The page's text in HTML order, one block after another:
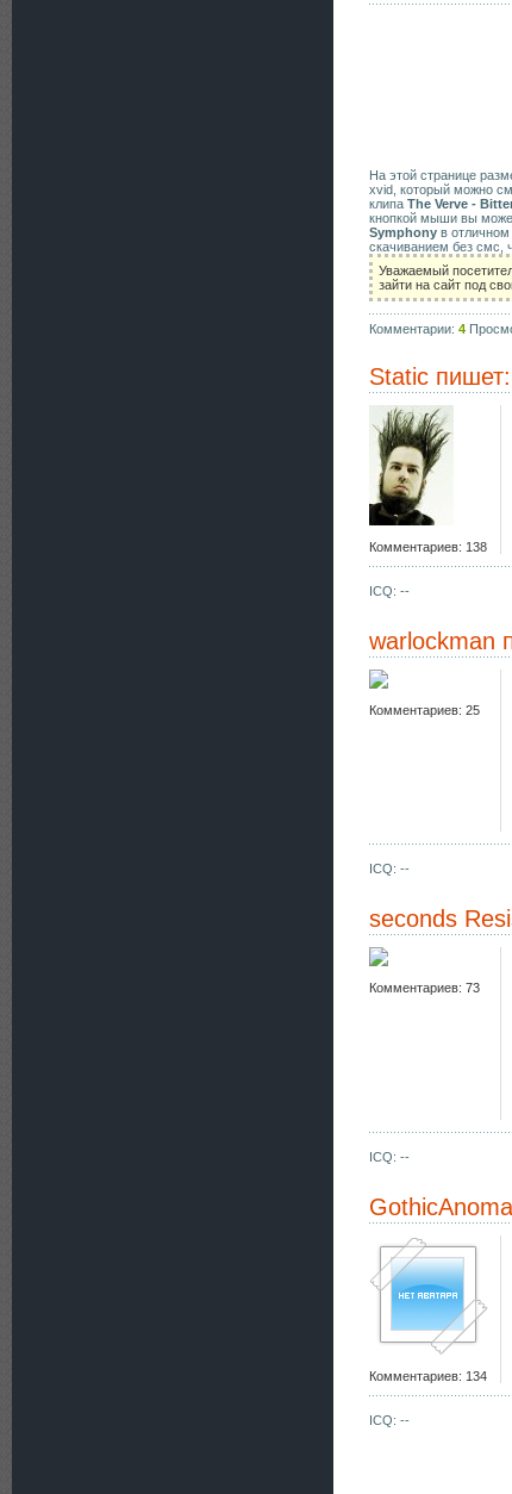
На этой странице
xvid, который можно
клипа The Verve -
кнопкой мыши вы
Symphony в
скачиванием без смс,
Уважаемый
зайти на сайт под
Комментарии: 4
Static пишет:
Комментариев: 138
ICQ: --
warlockman
Комментариев: 25
ICQ: --
seconds
Комментариев: 73
ICQ: --
Комментариев: 134
ICQ: --